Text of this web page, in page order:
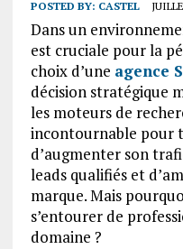
POSTED BY: CASTEL
Dans un
est cruciale pour la
choix d’une agence
décision stratégique
les moteurs de
incontournable pour
d’augmenter son
leads qualifiés et
marque. Mais
s’entourer de
domaine ?